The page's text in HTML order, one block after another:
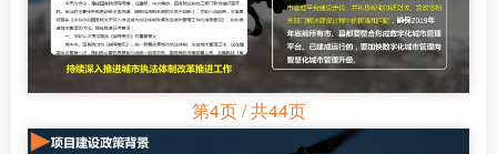
第4页 / 共44页